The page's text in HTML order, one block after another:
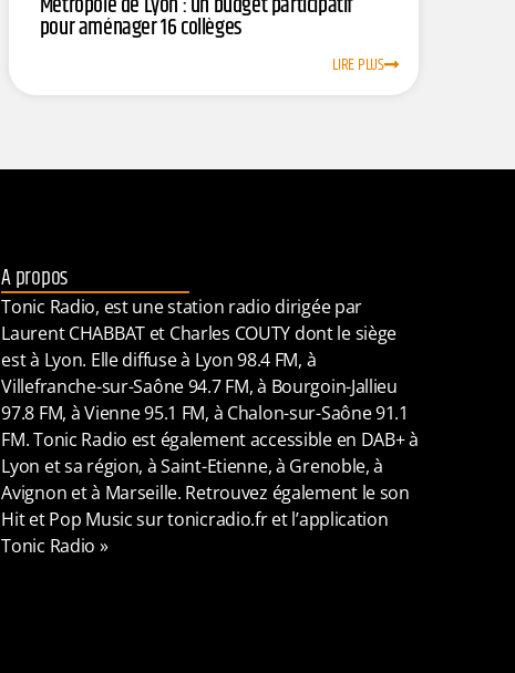
pour aménager 16 collèges
LIRE PLUS
A propos
Tonic Radio, est une station radio dirigée par
Laurent CHABBAT et Charles COUTY dont le siège
est à Lyon. Elle diffuse à Lyon 98.4 FM, à
Villefranche-sur-Saône 94.7 FM, à Bourgoin-Jallieu
97.8 FM, à Vienne 95.1 FM, à Chalon-sur-Saône 91.1
FM. Tonic Radio est également accessible en DAB+ à
Lyon et sa région, à Saint-Etienne, à Grenoble, à
Avignon et à Marseille. Retrouvez également le son
Hit et Pop Music sur tonicradio.fr et l’application
Tonic Radio »